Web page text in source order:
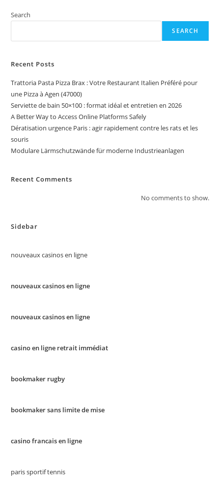
Search
SEARCH
Recent Posts
Trattoria Pasta Pizza Brax : Votre Restaurant Italien Préféré pour
une Pizza à Agen (47000)
Serviette de bain 50×100 : format idéal et entretien en 2026
A Better Way to Access Online Platforms Safely
Dératisation urgence Paris : agir rapidement contre les rats et les
souris
Modulare Lärmschutzwände für moderne Industrieanlagen
Recent Comments
No comments to show.
Sidebar
nouveaux casinos en ligne
nouveaux casinos en ligne
nouveaux casinos en ligne
casino en ligne retrait immédiat
bookmaker rugby
bookmaker sans limite de mise
casino francais en ligne
paris sportif tennis